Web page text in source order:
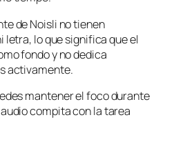
de Noisli no tienen
lo que significa que el
fondo y no dedica
activamente.
mantener el foco durante
compita con la tarea